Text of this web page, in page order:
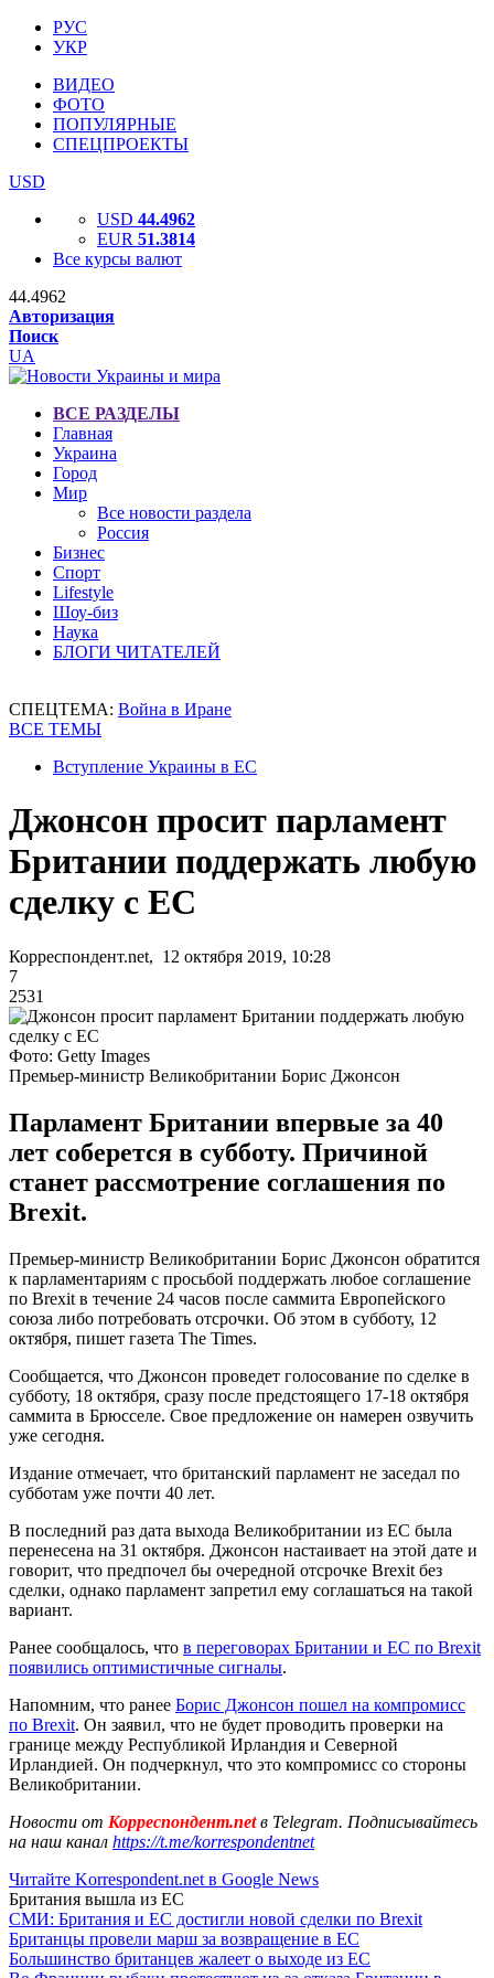
РУС
УКР
ВИДЕО
ФОТО
ПОПУЛЯРНЫЕ
СПЕЦПРОЕКТЫ
USD
USD 44.4962
EUR 51.3814
Все курсы валют
44.4962
Авторизация
Поиск
UA
ВСЕ РАЗДЕЛЫ
Главная
Украина
Город
Мир
Все новости раздела
Россия
Бизнес
Спорт
Lifestyle
Шоу-биз
Наука
БЛОГИ ЧИТАТЕЛЕЙ
СПЕЦТЕМА: Война в Иране
ВСЕ ТЕМЫ
Вступление Украины в ЕС
Джонсон просит парламент
Британии поддержать любую
сделку с ЕС
Корреспондент.net, 12 октября 2019, 10:28
7
2531
Фото: Getty Images
Премьер-министр Великобритании Борис Джонсон
Парламент Британии впервые за 40
лет соберется в субботу. Причиной
станет рассмотрение соглашения по
Brexit.
Премьер-министр Великобритании Борис Джонсон обратится
к парламентариям с просьбой поддержать любое соглашение
по Brexit в течение 24 часов после саммита Европейского
союза либо потребовать отсрочки. Об этом в субботу, 12
октября, пишет газета The Times.
Сообщается, что Джонсон проведет голосование по сделке в
субботу, 18 октября, сразу после предстоящего 17-18 октября
саммита в Брюсселе. Свое предложение он намерен озвучить
уже сегодня.
Издание отмечает, что британский парламент не заседал по
субботам уже почти 40 лет.
В последний раз дата выхода Великобритании из ЕС была
перенесена на 31 октября. Джонсон настаивает на этой дате и
говорит, что предпочел бы очередной отсрочке Brexit без
сделки, однако парламент запретил ему соглашаться на такой
вариант.
Ранее сообщалось, что в переговорах Британии и ЕС по Brexit
появились оптимистичные сигналы.
Напомним, что ранее Борис Джонсон пошел на компромисс
по Brexit. Он заявил, что не будет проводить проверки на
границе между Республикой Ирландия и Северной
Ирландией. Он подчеркнул, что это компромисс со стороны
Великобритании.
Новости от Корреспондент.netв Telegram. Подписывайтесь
на наш канал https://t.me/korrespondentnet
Читайте Korrespondent.net в Google News
Британия вышла из ЕС
СМИ: Британия и ЕС достигли новой сделки по Brexit
Британцы провели марш за возвращение в ЕС
Большинство британцев жалеет о выходе из ЕС